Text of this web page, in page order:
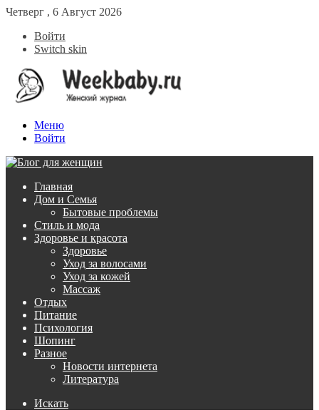
Четверг , 6 Август 2026
Войти
Switch skin
Меню
Войти
Главная
Дом и Семья
Бытовые проблемы
Стиль и мода
Здоровье и красота
Здоровье
Уход за волосами
Уход за кожей
Массаж
Отдых
Питание
Психология
Шопинг
Разное
Новости интернета
Литература
Искать